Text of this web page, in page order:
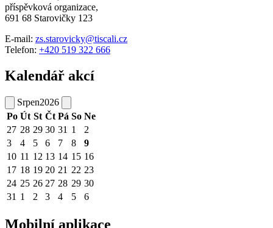
příspěvková organizace,
691 68 Starovičky 123
E-mail: zs.starovicky@tiscali.cz
Telefon: +420 519 322 666
Kalendář akcí
Srpen2026
Po Út St Čt Pá So Ne
27 28 29 30 31 1
2
3
4 5 6 7 8
9
10 11 12 13 14 15 16
17 18 19 20 21 22 23
24 25 26 27 28 29 30
31 1 2 3 4 5 6
Mobilní aplikace